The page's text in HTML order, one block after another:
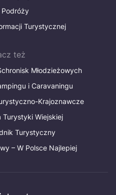
Podróży
Turystycznej
też
Młodzieżowych
i Caravaningu
Krajoznawcze
Turystyki Wiejskiej
Turystyczny
– W Polsce Najlepiej